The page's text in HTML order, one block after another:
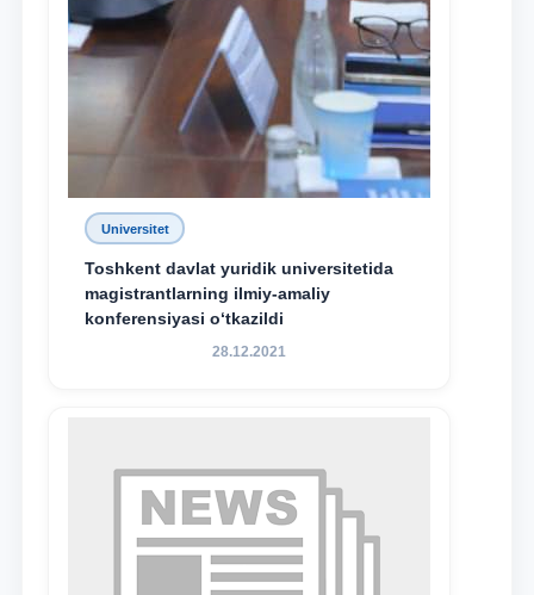
Universitet
Toshkent davlat yuridik universitetida
magistrantlarning ilmiy-amaliy
konferensiyasi o‘tkazildi
28.12.2021